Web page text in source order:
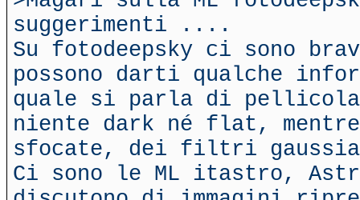
suggerimenti ....
Su fotodeepsky ci sono
possono darti qualche
quale si parla di
niente dark né flat,
sfocate, dei filtri
Ci sono le ML itastro,